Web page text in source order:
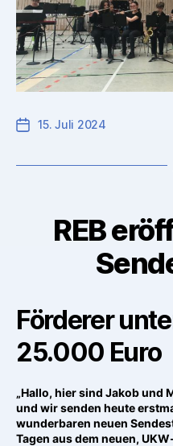
15. Juli 2024
REB
Förderer
25.000 Euro
„Hallo, hier sind Jakob und
und wir senden heute
wunderbaren neuen
Tagen aus dem neuen,